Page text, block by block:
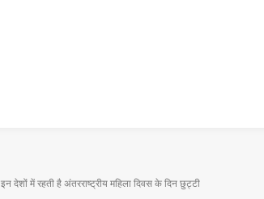
इन देशों में रहती है अंतरराष्ट्रीय महिला दिवस के दिन छुट्टी